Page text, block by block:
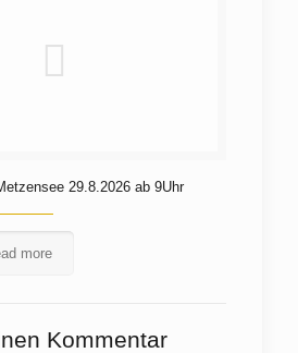
29.8.2026 ab 9Uhr
more
Kommentar